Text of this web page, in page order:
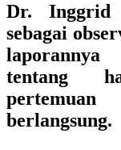
Dr. Inggrid
sebagai
laporannya
tentang
berlangsung.